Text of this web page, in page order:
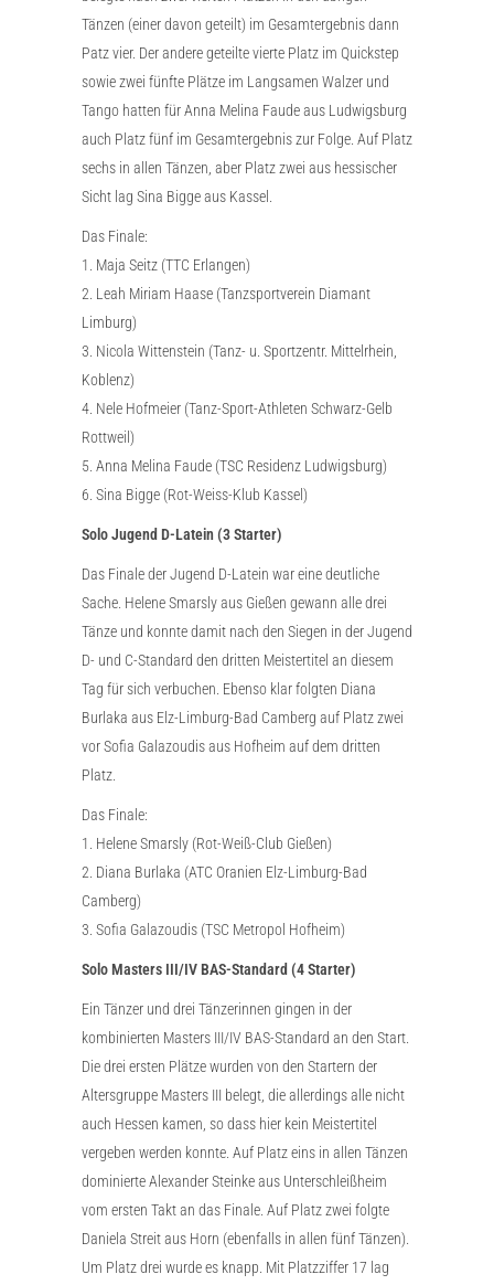
Tänzen (einer davon geteilt) im Gesamtergebnis dann
Patz vier. Der andere geteilte vierte Platz im Quickstep
sowie zwei fünfte Plätze im Langsamen Walzer und
Tango hatten für Anna Melina Faude aus Ludwigsburg
auch Platz fünf im Gesamtergebnis zur Folge. Auf Platz
sechs in allen Tänzen, aber Platz zwei aus hessischer
Sicht lag Sina Bigge aus Kassel.
Das Finale:
1. Maja Seitz (TTC Erlangen)
2. Leah Miriam Haase (Tanzsportverein Diamant
Limburg)
3. Nicola Wittenstein (Tanz- u. Sportzentr. Mittelrhein,
Koblenz)
4. Nele Hofmeier (Tanz-Sport-Athleten Schwarz-Gelb
Rottweil)
5. Anna Melina Faude (TSC Residenz Ludwigsburg)
6. Sina Bigge (Rot-Weiss-Klub Kassel)
Solo Jugend D-Latein (3 Starter)
Das Finale der Jugend D-Latein war eine deutliche
Sache. Helene Smarsly aus Gießen gewann alle drei
Tänze und konnte damit nach den Siegen in der Jugend
D- und C-Standard den dritten Meistertitel an diesem
Tag für sich verbuchen. Ebenso klar folgten Diana
Burlaka aus Elz-Limburg-Bad Camberg auf Platz zwei
vor Sofia Galazoudis aus Hofheim auf dem dritten
Platz.
Das Finale:
1. Helene Smarsly (Rot-Weiß-Club Gießen)
2. Diana Burlaka (ATC Oranien Elz-Limburg-Bad
Camberg)
3. Sofia Galazoudis (TSC Metropol Hofheim)
Solo Masters III/IV BAS-Standard (4 Starter)
Ein Tänzer und drei Tänzerinnen gingen in der
kombinierten Masters III/IV BAS-Standard an den Start.
Die drei ersten Plätze wurden von den Startern der
Altersgruppe Masters III belegt, die allerdings alle nicht
auch Hessen kamen, so dass hier kein Meistertitel
vergeben werden konnte. Auf Platz eins in allen Tänzen
dominierte Alexander Steinke aus Unterschleißheim
vom ersten Takt an das Finale. Auf Platz zwei folgte
Daniela Streit aus Horn (ebenfalls in allen fünf Tänzen).
Um Platz drei wurde es knapp. Mit Platzziffer 17 lag